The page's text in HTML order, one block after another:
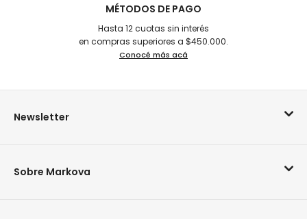
MÉTODOS DE PAGO
Hasta 12 cuotas sin interés
en compras superiores a $450.000.
Conocé más acá
Newsletter
Sobre Markova